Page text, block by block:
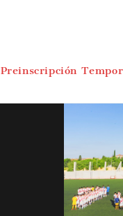
Preinscripción